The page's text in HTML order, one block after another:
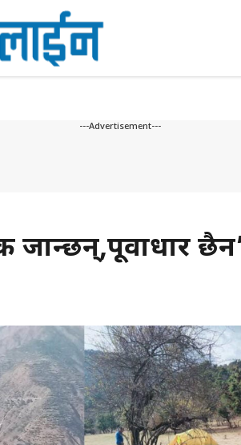
---Advertisement---
जान्छन्,पूर्वाधार